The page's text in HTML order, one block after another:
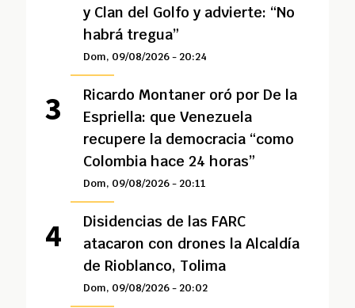
y Clan del Golfo y advierte: “No
habrá tregua”
Dom, 09/08/2026 - 20:24
Ricardo Montaner oró por De la
Espriella: que Venezuela
recupere la democracia “como
Colombia hace 24 horas”
Dom, 09/08/2026 - 20:11
Disidencias de las FARC
atacaron con drones la Alcaldía
de Rioblanco, Tolima
Dom, 09/08/2026 - 20:02